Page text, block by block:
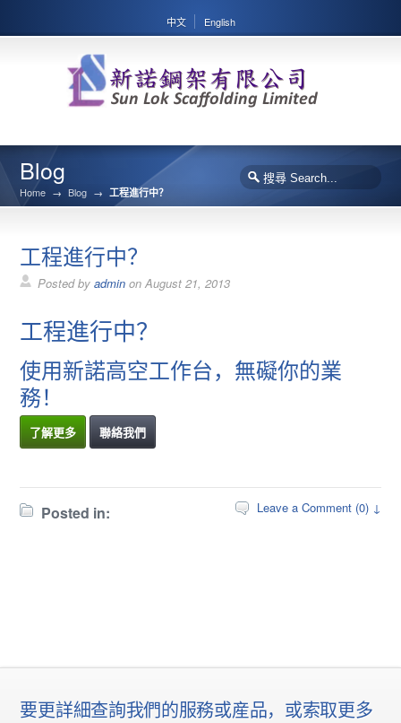
中文 English
Blog
Home → Blog → 工程進行中？
工程進行中？
Posted byadmin onAugust 21, 2013
工程進行中？
使用新諾高空工作台，無礙你的業
務！
了解更多 聯絡我們
Posted in: Leave a Comment (0) ↓
要更詳細查詢我們的服務或産品，或索取更多